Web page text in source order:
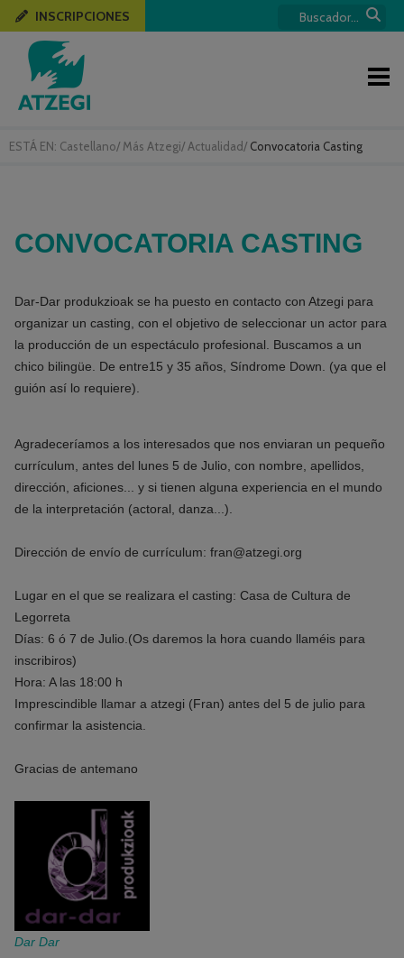
ESTÁ EN: Castellano/ Más Atzegi/ Actualidad/ Convocatoria Casting
INSCRIPCIONES
CONVOCATORIA CASTING
Dar-Dar produkzioak se ha puesto en contacto con Atzegi para
organizar un casting, con el objetivo de seleccionar un actor para
la producción de un espectáculo profesional. Buscamos a un
chico bilingüe. De entre15 y 35 años, Síndrome Down. (ya que el
guión así lo requiere).
Agradeceríamos a los interesados que nos enviaran un pequeño
currículum, antes del lunes 5 de Julio, con nombre, apellidos,
dirección, aficiones... y si tienen alguna experiencia en el mundo
de la interpretación (actoral, danza...).
Dirección de envío de currículum: fran@atzegi.org
Lugar en el que se realizara el casting: Casa de Cultura de
Legorreta
Días: 6 ó 7 de Julio.(Os daremos la hora cuando llaméis para
inscribiros)
Hora: A las 18:00 h
Imprescindible llamar a atzegi (Fran) antes del 5 de julio para
confirmar la asistencia.
Gracias de antemano
Dar Dar